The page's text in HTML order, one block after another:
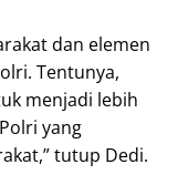
dan elemen
Tentunya,
menjadi lebih
yang
tutup Dedi.